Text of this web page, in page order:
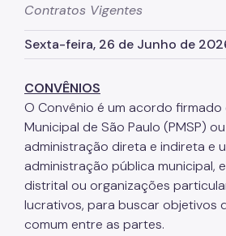
Contratos Vigentes
Sexta-feira, 26 de Junho de
CONVÊNIOS
O Convênio é um acordo
Municipal de São Paulo (PMSP)
administração direta e indireta e
administração pública municipal,
distrital ou organizações
lucrativos, para buscar objetivos
comum entre as partes.